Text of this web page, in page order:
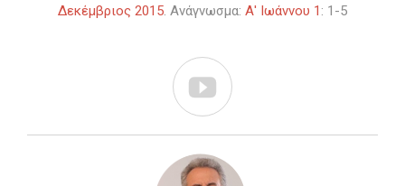
Δεκέμβριος 2015. Ανάγνωσμα: Α' Ιωάννου 1 : 1-5
